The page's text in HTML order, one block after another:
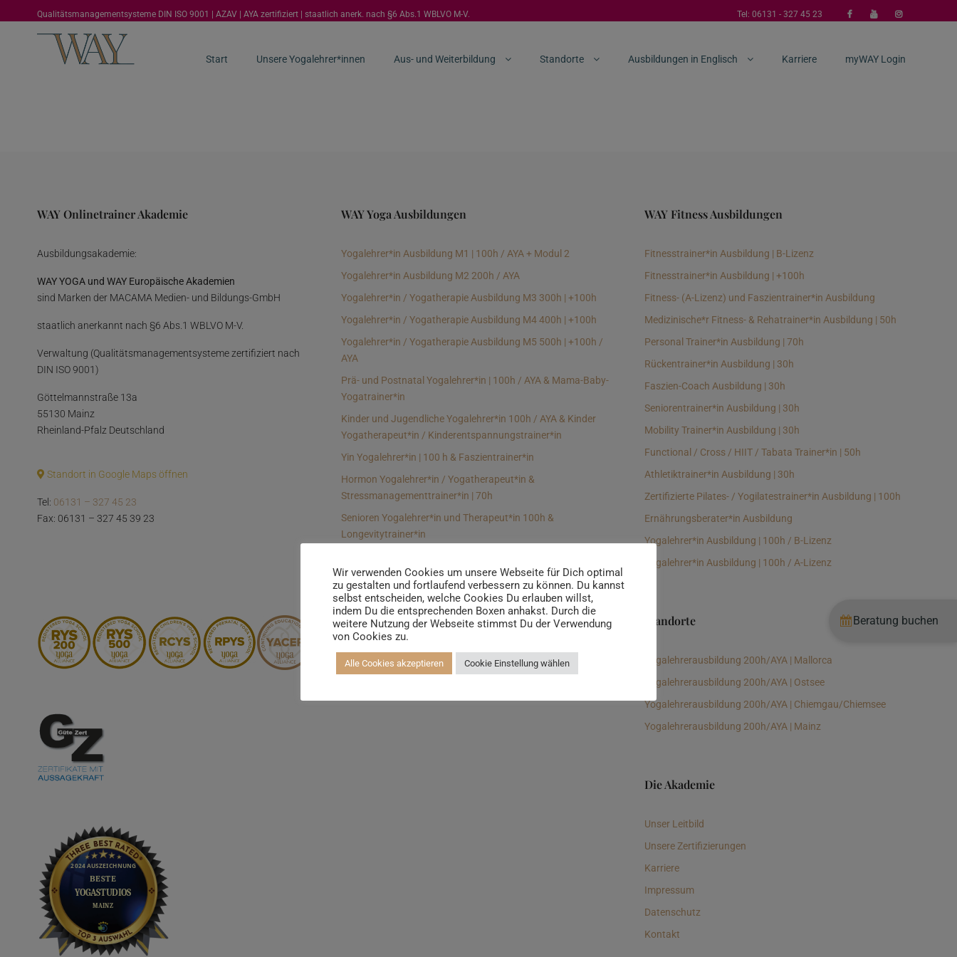
Qualitätsmanagementsysteme DIN ISO 9001 | AZAV | AYA zertifiziert | staatlich anerk. nach §6 Abs.1 WBLVO M-V. Tel: 06131 - 327 45 23
Start Unsere Yogalehrer*innen Aus- und Weiterbildung Standorte Ausbildungen in Englisch Karriere myWAY Login
WAY Onlinetrainer Akademie
Ausbildungsakademie:
WAY YOGA und WAY Europäische Akademien
sind Marken der MACAMA Medien- und Bildungs-GmbH
staatlich anerkannt nach §6 Abs.1 WBLVO M-V.
Verwaltung (Qualitätsmanagementsysteme zertifiziert nach
DIN ISO 9001)
Göttelmannstraße 13a
55130 Mainz
Rheinland-Pfalz Deutschland
Standort in Google Maps öffnen
Tel: 06131 – 327 45 23
Fax: 06131 – 327 45 39 23
WAY Yoga Ausbildungen
Yogalehrer*in Ausbildung M1 | 100h / AYA + Modul 2
Yogalehrer*in Ausbildung M2 200h / AYA
Yogalehrer*in / Yogatherapie Ausbildung M3 300h | +100h
Yogalehrer*in / Yogatherapie Ausbildung M4 400h | +100h
Yogalehrer*in / Yogatherapie Ausbildung M5 500h | +100h /
AYA
Prä- und Postnatal Yogalehrer*in | 100h / AYA & Mama-Baby-
Yogatrainer*in
Kinder und Jugendliche Yogalehrer*in 100h / AYA & Kinder
Yogatherapeut*in / Kinderentspannungstrainer*in
Yin Yogalehrer*in | 100 h & Faszientrainer*in
Hormon Yogalehrer*in / Yogatherapeut*in &
Stressmanagementtrainer*in | 70h
Senioren Yogalehrer*in und Therapeut*in 100h &
Longevitytrainer*in
Meditationsleiter*in | 50h & Achtsamkeitstrainer*in
Yoga Alignmenttrainer*in | 40h
Yoga Hilfsmitteltrainer*in Ausbildung | 10 h
WAY Fitness Ausbildungen
Fitnesstrainer*in Ausbildung | B-Lizenz
Fitnesstrainer*in Ausbildung | +100h
Fitness- (A-Lizenz) und Faszientrainer*in Ausbildung
Medizinische*r Fitness- & Rehatrainer*in Ausbildung | 50h
Personal Trainer*in Ausbildung | 70h
Rückentrainer*in Ausbildung | 30h
Faszien-Coach Ausbildung | 30h
Seniorentrainer*in Ausbildung | 30h
Mobility Trainer*in Ausbildung | 30h
Functional / Cross / HIIT / Tabata Trainer*in | 50h
Athletiktrainer*in Ausbildung | 30h
Zertifizierte Pilates- / Yogilatestrainer*in Ausbildung | 100h
Ernährungsberater*in Ausbildung
Yogalehrer*in Ausbildung | 100h / B-Lizenz
Yogalehrer*in Ausbildung | 100h / A-Lizenz
Standorte
Yogalehrerausbildung 200h/AYA | Mallorca
Yogalehrerausbildung 200h/AYA | Ostsee
Yogalehrerausbildung 200h/AYA | Chiemgau/Chiemsee
Yogalehrerausbildung 200h/AYA | Mainz
Die Akademie
Unser Leitbild
Unsere Zertifizierungen
Karriere
Impressum
Datenschutz
Kontakt
Wir verwenden Cookies um unsere Webseite für Dich optimal
zu gestalten und fortlaufend verbessern zu können. Du kannst
selbst entscheiden, welche Cookies Du erlauben willst,
indem Du die entsprechenden Boxen anhakst. Durch die
weitere Nutzung der Webseite stimmst Du der Verwendung
von Cookies zu.
Alle Cookies akzeptieren Cookie Einstellung wählen
Beratung buchen